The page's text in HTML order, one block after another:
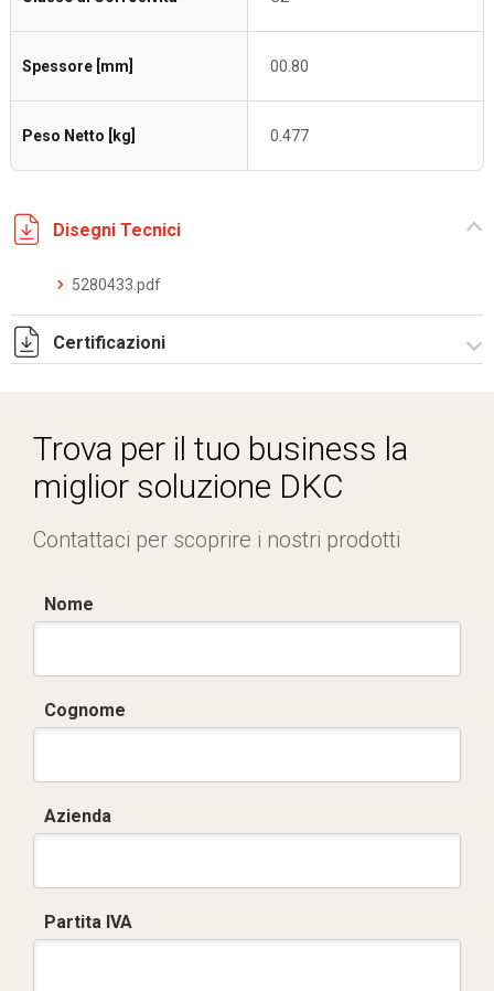
Spessore [mm] 00.80
Peso Netto [kg] 0.477
Disegni Tecnici
5280433.pdf
Certificazioni
Trova per il tuo business la
miglior soluzione DKC
Contattaci per scoprire i nostri prodotti
Nome
Cognome
Azienda
Partita IVA